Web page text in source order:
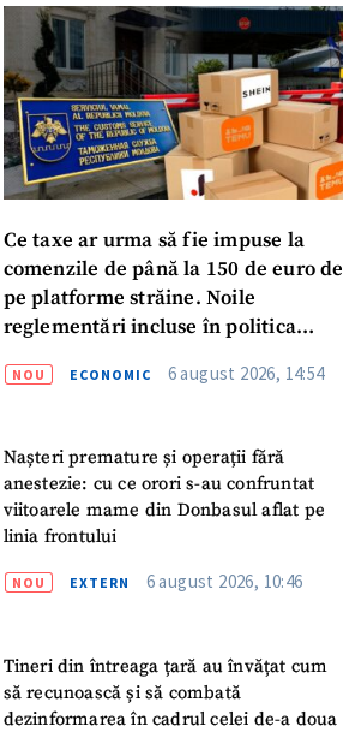
Ce taxe ar urma să fie impuse la
comenzile de până la 150 de euro de
pe platforme străine. Noile
reglementări incluse în politica
NOU ECONOMIC 6 august 2026, 14:54
Nașteri premature și operații fără
anestezie: cu ce orori s-au confruntat
viitoarele mame din Donbasul aflat pe
linia frontului
NOU EXTERN 6 august 2026, 10:46
Tineri din întreaga țară au învățat cum
să recunoască și să combată
dezinformarea în cadrul celei de-a doua